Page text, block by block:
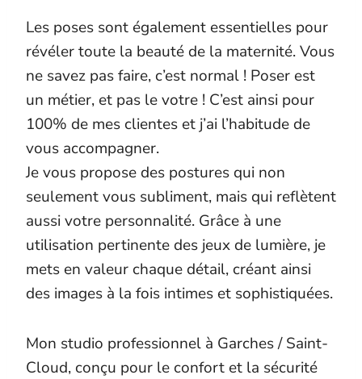
Les poses sont également essentielles pour
révéler toute la beauté de la maternité. Vous
ne savez pas faire, c’est normal ! Poser est
un métier, et pas le votre ! C’est ainsi pour
100% de mes clientes et j’ai l’habitude de
vous accompagner.
Je vous propose des postures qui non
seulement vous subliment, mais qui reflètent
aussi votre personnalité. Grâce à une
utilisation pertinente des jeux de lumière, je
mets en valeur chaque détail, créant ainsi
des images à la fois intimes et sophistiquées.
Mon studio professionnel à Garches / Saint-
Cloud, conçu pour le confort et la sécurité